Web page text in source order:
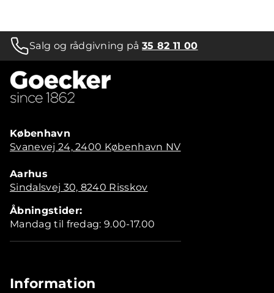
Salg og rådgivning på35 82 11 00
København
Svanevej 24, 2400 København NV
Aarhus
Sindalsvej 30, 8240 Risskov
Åbningstider:
Mandag til fredag: 9.00-17.00
Information